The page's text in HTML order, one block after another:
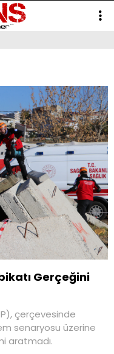
Gerçeğini
çerçevesinde
senaryosu üzerine
aratmadı.